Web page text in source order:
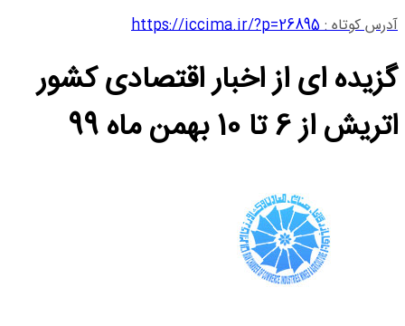
آدرس کوتاه :https://iccima.ir/?p=26895
گزیده ای از اخبار اقتصادی کشور
اتریش از 6 تا 10 بهمن ماه 99